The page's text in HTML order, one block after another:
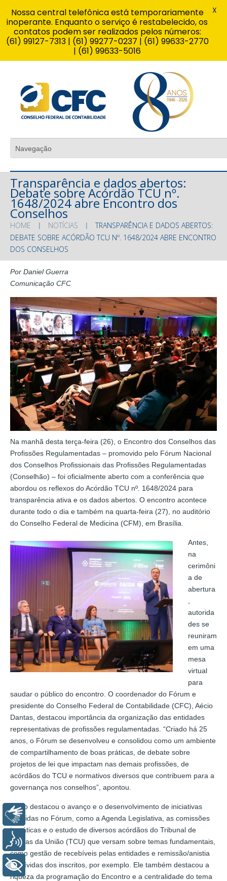
Transparência e dados abertos:
Debate sobre Acórdão TCU nº.
1648/2024 abre Encontro dos
Conselhos
HOME NOTÍCIAS
TRANSPARÊNCIA E DADOS ABERTOS:
DEBATE SOBRE ACÓRDÃO TCU Nº. 1648/2024 ABRE ENCONTRO
DOS CONSELHOS
Por Daniel Guerra
Comunicação CFC
Na manhã desta terça-feira (26), o Encontro dos Conselhos das
Profissões Regulamentadas – promovido pelo Fórum Nacional
dos Conselhos Profissionais das Profissões Regulamentadas
(Conselhão) – foi oficialmente aberto com a conferência que
abordou os reflexos do Acórdão TCU nº. 1648/2024 para
transparência ativa e os dados abertos. O encontro acontece
durante todo o dia e também na quarta-feira (27), no auditório
do Conselho Federal de Medicina (CFM), em Brasília.
Antes,
na
cerimôni
a de
abertura
autorida
des se
reuniram
em uma
mesa
virtual
para
saudar o público do encontro. O coordenador do Fórum e
presidente do Conselho Federal de Contabilidade (CFC), Aécio
Dantas, destacou importância da organização das entidades
representativas de profissões regulamentadas. “Criado há 25
anos, o Fórum se desenvolveu e consolidou como um ambiente
de compartilhamento de boas práticas, de debate sobre
projetos de lei que impactam nas demais profissões, de
acórdãos do TCU e normativos diversos que contribuem para a
governança nos conselhos”, apontou.
Aécio destacou o avanço e o desenvolvimento de iniciativas
nascidas no Fórum, como a Agenda Legislativa, as comissões
temáticas e o estudo de diversos acórdãos do Tribunal de
Contas da União (TCU) que versam sobre temas fundamentais,
como gestão de recebíveis pelas entidades e remissão/anistia
de dívidas dos inscritos, por exemplo. Ele também destacou a
riqueza da programação do Encontro e a centralidade do tema
Nossa central telefônica está temporariamente
inoperante. Enquanto o serviço é restabelecido, os
contatos podem ser realizados pelos números:
(61) 99127-7313 | (61) 99277-0237 | (61) 99633-2770
| (61) 99633-5016
X
Libras
Voz
+ Acessibilidade